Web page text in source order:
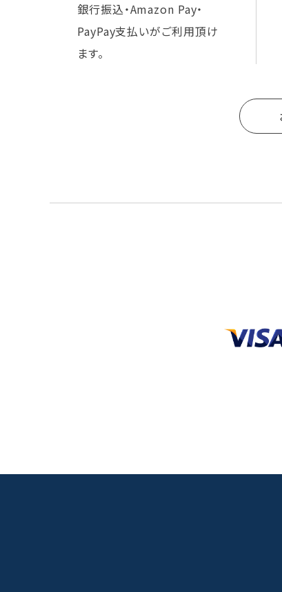
銀行振込・Amazon Pay・
PayPay支払いがご利用頂け
ます。